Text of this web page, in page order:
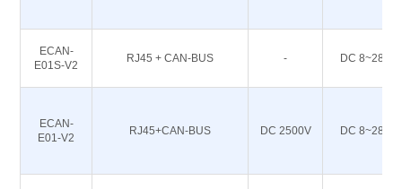
ECAN-
E01S-V2
RJ45 + CAN-BUS - DC 8~28
ECAN-
E01-V2
RJ45+CAN-BUS DC 2500V DC 8~28